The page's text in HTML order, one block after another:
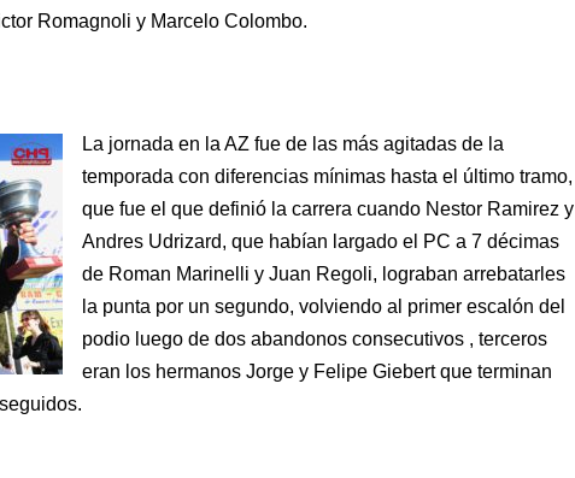
Romagnoli y Marcelo Colombo.
La jornada en la AZ fue de las más agitadas de la
temporada con diferencias mínimas hasta el último tramo,
que fue el que definió la carrera cuando Nestor Ramirez y
Andres Udrizard, que habían largado el PC a 7 décimas
de Roman Marinelli y Juan Regoli, lograban arrebatarles
la punta por un segundo, volviendo al primer escalón del
podio luego de dos abandonos consecutivos , terceros
eran los hermanos Jorge y Felipe Giebert que terminan